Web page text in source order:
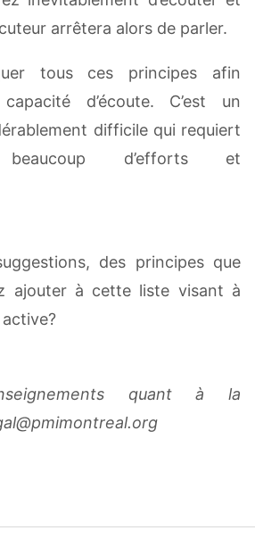
arrêtera alors de parler.
tous ces principes afin
d’écoute. C’est un
difficile qui requiert
beaucoup d’efforts et
des principes que
ajouter à cette liste visant à
quant à la